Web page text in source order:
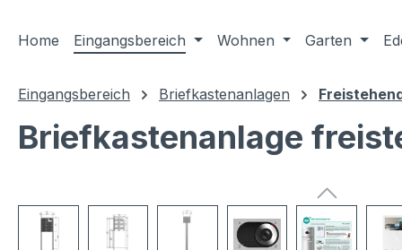
Home Eingangsbereich Wohnen Garten
Eingangsbereich Briefkastenanlagen
Briefkastenanlage